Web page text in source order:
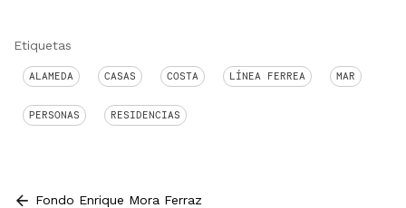
Etiquetas
ALAMEDA CASAS COSTA LÍNEA FERREA MAR
PERSONAS RESIDENCIAS
Fondo Enrique Mora Ferraz